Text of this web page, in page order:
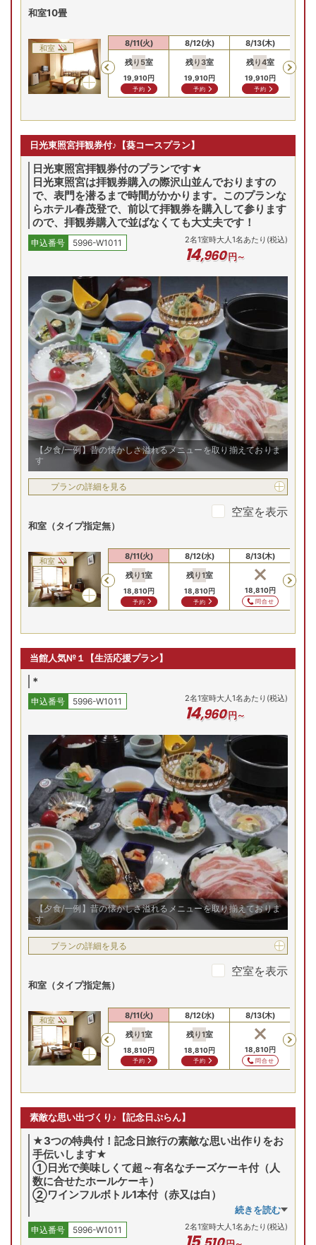
和室10畳
和室
Previous
8/9(日)
円
問合せ
8/10(月)
17,710円
問合せ
8/11(火)
残り 5室
19,910円
予約
8/12(水)
残り3室
19,910円
予約
8/13(木)
残り4室
19,910円
予約
日光東照宮拝観券付♪【葵コースプラン】
日光東照宮拝観券付のプランです★
日光東照宮は拝観券購入の際沢山並んでおりますの
で、表門を潜るまで時間がかかります。このプランな
らホテル春茂登で、前以て拝観券を購入して参ります
ので、拝観券購入で並ばなくても大丈夫です！
申込番号 5996-W1011 2名1室時大人1名あたり(税込)
14,960円～
【夕食/一例】昔の懐かしさ溢れるメニューを取り揃えておりま
す
プランの詳細を見る
空室を表示
和室（タイプ指定無）
和室
Previous
8/9(日)
円
問合せ
8/10(月)
16,610円
問合せ
8/11(火)
残り1室
18,810円
予約
8/12(水)
残り1室
18,810円
予約
8/13(木)
18,810円
問合せ
当館人気№１【生活応援プラン】
*
申込番号 5996-W1011 2名1室時大人1名あたり(税込)
14,960円～
【夕食/一例】昔の懐かしさ溢れるメニューを取り揃えておりま
す
プランの詳細を見る
空室を表示
和室（タイプ指定無）
和室
Previous
8/9(日)
円
問合せ
8/10(月)
16,610円
問合せ
8/11(火)
残り1室
18,810円
予約
8/12(水)
残り1室
18,810円
予約
8/13(木)
18,810円
問合せ
素敵な思い出づくり♪【記念日ぷらん】
★3つの特典付！記念日旅行の素敵な思い出作りをお
手伝いします★
①日光で美味しくて超～有名なチーズケーキ付（人
数に合せたホールケーキ）
②ワインフルボトル1本付（赤又は白）
③ご夕食時に、記念撮影（当館スタッフによるデジ
カメ撮影）翌日ご出発までに写真をご用意してプレゼ
ント！
続きを読む
申込番号 5996-W1011 2名1室時大人1名あたり(税込)